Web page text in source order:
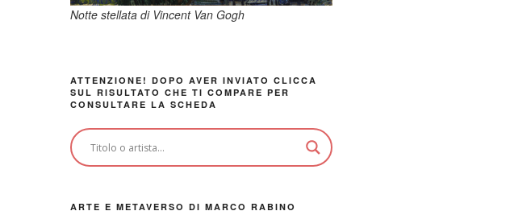
Notte stellata di Vincent Van Gogh
ATTENZIONE! DOPO AVER INVIATO CLICCA
SUL RISULTATO CHE TI COMPARE PER
CONSULTARE LA SCHEDA
ARTE E METAVERSO DI MARCO RABINO